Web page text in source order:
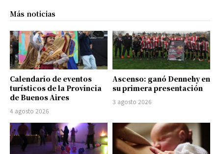
Más noticias
Calendario de eventos
turísticos de la Provincia
de Buenos Aires
4 agosto 2026
Ascenso: ganó Dennehy en
su primera presentación
3 agosto 2026